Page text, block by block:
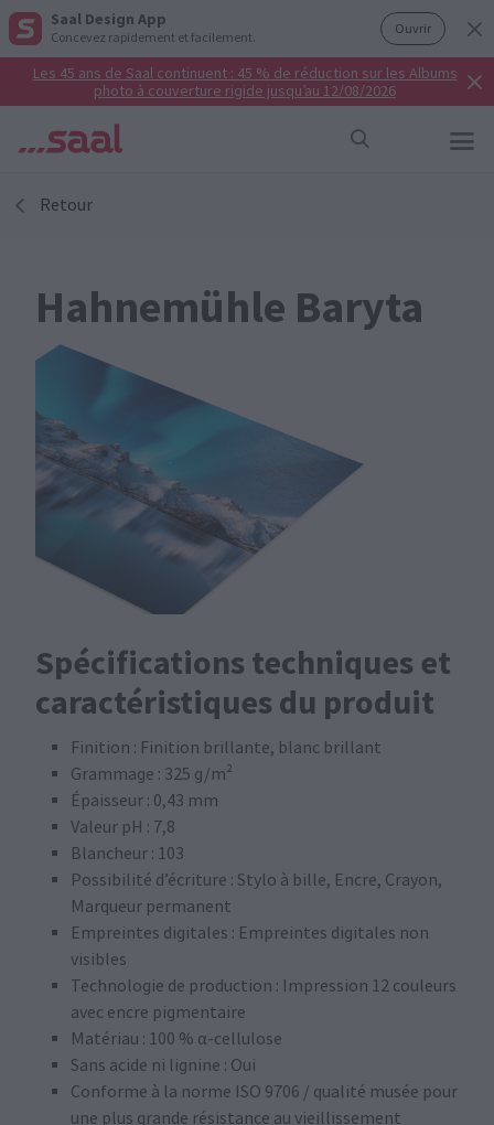
Saal Design App
Concevez rapidement et facilement. Ouvrir
Les 45 ans de Saal continuent : 45 % de réduction sur les Albums
photo à couverture rigide jusqu’au 12/08/2026
Retour
Hahnemühle Baryta
Spécifications techniques et
caractéristiques du produit
Finition : Finition brillante, blanc brillant
Grammage : 325 g/m²
Épaisseur : 0,43 mm
Valeur pH : 7,8
Blancheur : 103
Possibilité d’écriture : Stylo à bille, Encre, Crayon,
Marqueur permanent
Empreintes digitales : Empreintes digitales non
visibles
Technologie de production : Impression 12 couleurs
avec encre pigmentaire
Matériau : 100 % α-cellulose
Sans acide ni lignine : Oui
Conforme à la norme ISO 9706 / qualité musée pour
une plus grande résistance au vieillissement